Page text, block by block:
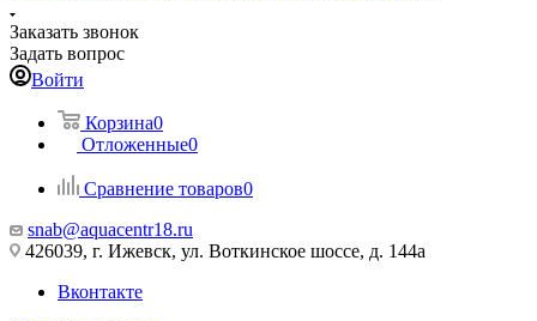
Заказать звонок
Задать вопрос
Войти
Корзина0
Отложенные0
Сравнение товаров0
snab@aquacentr18.ru
426039, г. Ижевск, ул. Воткинское шоссе, д. 144а
Вконтакте